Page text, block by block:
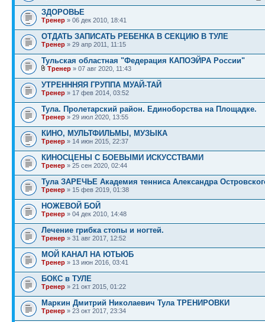
ЗДОРОВЬЕ
Тренер » 06 дек 2010, 18:41
ОТДАТЬ ЗАПИСАТЬ РЕБЕНКА В СЕКЦИЮ В ТУЛЕ
Тренер » 29 апр 2011, 11:15
Тульская областная "Федерация КАПОЭЙРА России"
Тренер » 07 авг 2020, 11:43
УТРЕНННЯЯ ГРУППА МУАЙ-ТАЙ
Тренер » 17 фев 2014, 03:52
Тула. Пролетарский район. Единоборства на Площадке.
Тренер » 29 июл 2020, 13:55
КИНО, МУЛЬТФИЛЬМЫ, МУЗЫКА
Тренер » 14 июн 2015, 22:37
КИНОСЦЕНЫ С БОЕВЫМИ ИСКУССТВАМИ
Тренер » 25 сен 2020, 02:44
Тула ЗАРЕЧЬЕ Академия тенниса Александра
Тренер » 15 фев 2019, 01:38
НОЖЕВОЙ БОЙ
Тренер » 04 дек 2010, 14:48
Лечение грибка стопы и ногтей.
Тренер » 31 авг 2017, 12:52
МОЙ КАНАЛ НА ЮТЬЮБ
Тренер » 13 июн 2016, 03:41
БОКС в ТУЛЕ
Тренер » 21 окт 2015, 01:22
Маркин Дмитрий Николаевич Тула ТРЕНИРОВКИ
Тренер » 23 окт 2017, 23:34